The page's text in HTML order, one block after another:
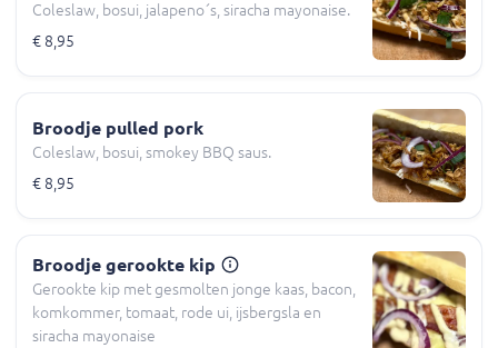
Coleslaw, bosui, jalapeno´s, siracha mayonaise.
€ 8,95
Broodje pulled pork
Coleslaw, bosui, smokey BBQ saus.
€ 8,95
Broodje gerookte kip
Gerookte kip met gesmolten jonge kaas, bacon,
komkommer, tomaat, rode ui, ijsbergsla en
siracha mayonaise